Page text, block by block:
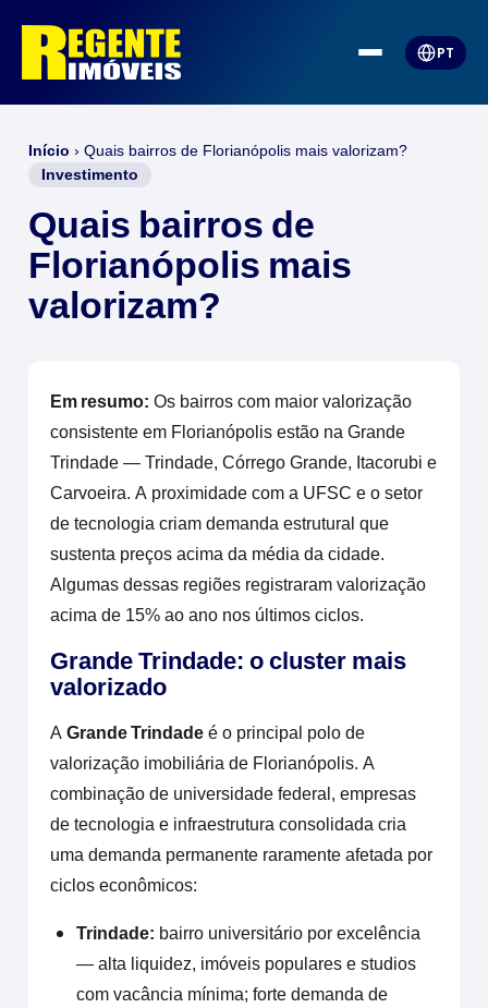
PT
Início › Quais bairros de Florianópolis mais valorizam?
Investimento
Quais bairros de
Florianópolis mais
valorizam?
Em resumo: Os bairros com maior valorização
consistente em Florianópolis estão na Grande
Trindade — Trindade, Córrego Grande, Itacorubi e
Carvoeira. A proximidade com a UFSC e o setor
de tecnologia criam demanda estrutural que
sustenta preços acima da média da cidade.
Algumas dessas regiões registraram valorização
acima de 15% ao ano nos últimos ciclos.
Grande Trindade: o cluster mais
valorizado
AGrande Trindadeé o principal polo de
valorização imobiliária de Florianópolis. A
combinação de universidade federal, empresas
de tecnologia e infraestrutura consolidada cria
uma demanda permanente raramente afetada por
ciclos econômicos:
Trindade: bairro universitário por excelência
— alta liquidez, imóveis populares e studios
com vacância mínima; forte demanda de